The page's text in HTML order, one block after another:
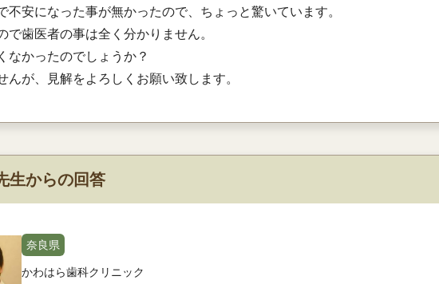
不安になった事が無かったので、ちょっと驚いています。
で歯医者の事は全く分かりません。
なかったのでしょうか？
んが、見解をよろしくお願い致します。
からの回答
奈良県
かわはら歯科クリニック